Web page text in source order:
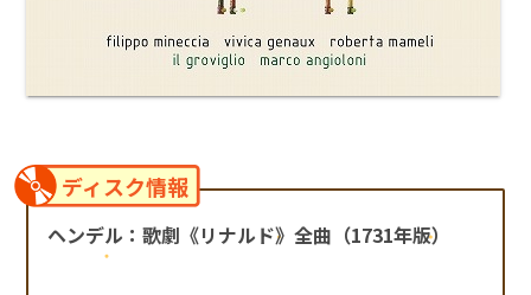
ディスク情報
ヘンデル：歌劇《リナルド》全曲（1731年版）